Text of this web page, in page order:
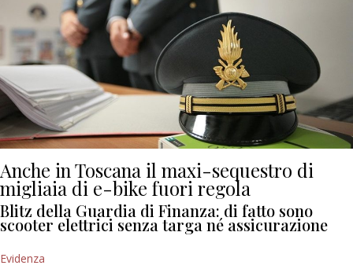
Anche in Toscana il maxi-sequestro di
migliaia di e-bike fuori regola
Blitz della Guardia di Finanza: di fatto sono
scooter elettrici senza targa né assicurazione
Evidenza